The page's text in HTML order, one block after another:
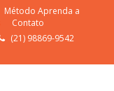
Método Aprenda a
Contato
(21) 98869-9542